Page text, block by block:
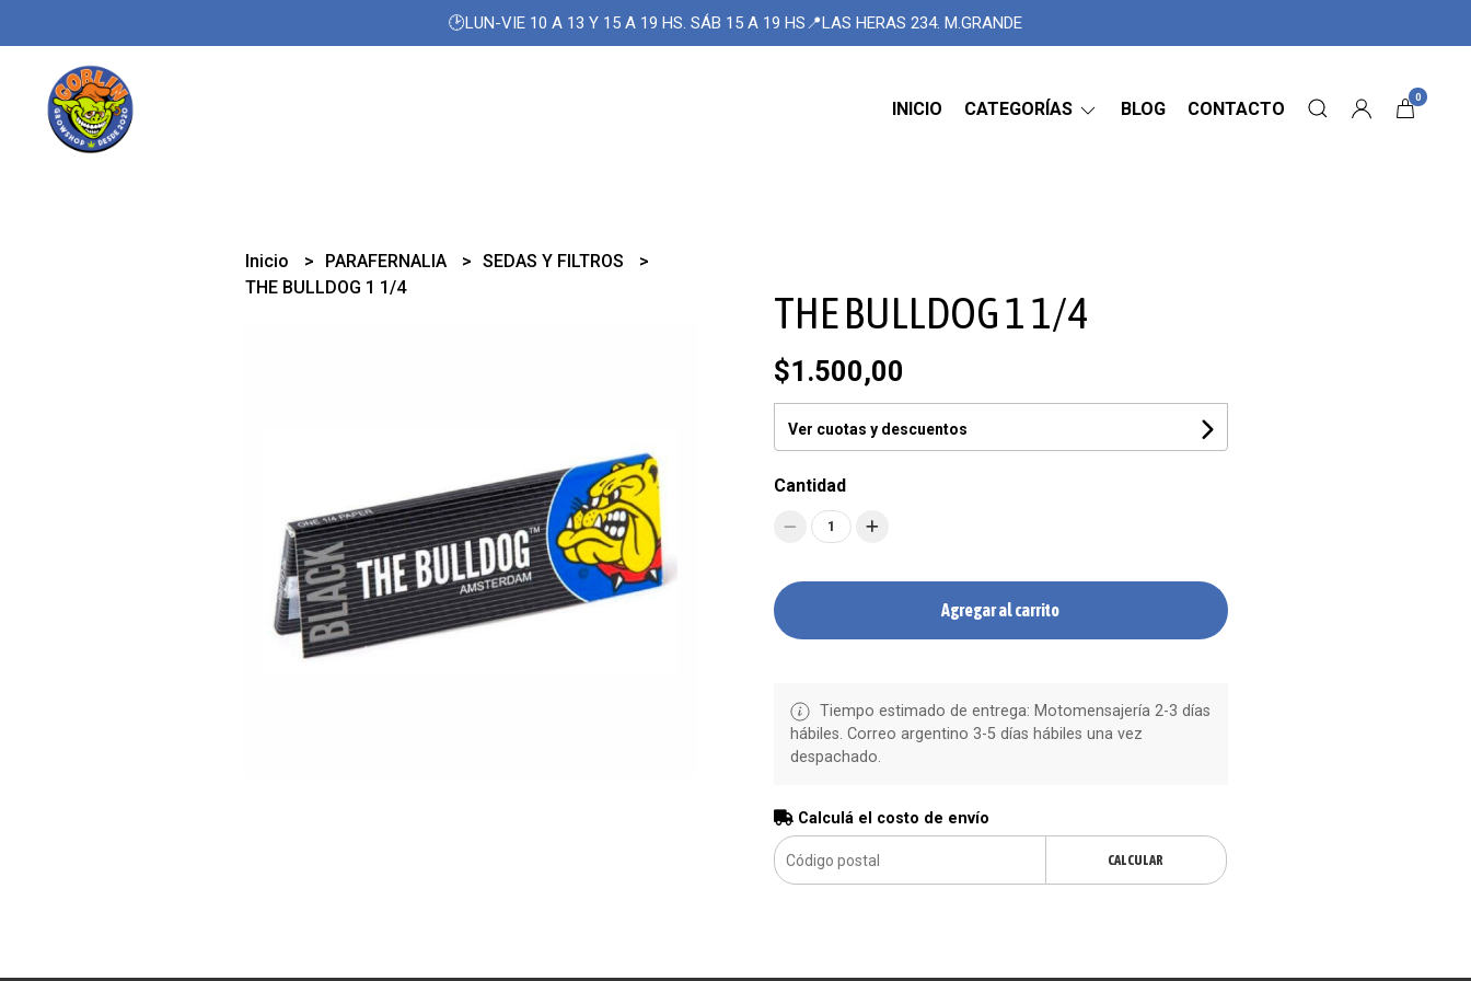
🕑LUN-VIE 10 A 13 Y 15 A 19 HS. SÁB 15 A 19 HS📍LAS HERAS 234. M.GRANDE
INICIO CATEGORÍAS BLOG CONTACTO
0
Inicio PARAFERNALIA
SEDAS Y FILTROS
THE BULLDOG 1 1/4
THE BULLDOG 1 1/4
$1.500,00
Ver cuotas y descuentos
Cantidad
1
Agregar al carrito
Tiempo estimado de entrega: Motomensajería 2-3 días
hábiles. Correo argentino 3-5 días hábiles una vez
despachado.
Calculá el costo de envío
CALCULAR